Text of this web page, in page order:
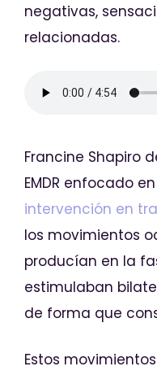
negativas,
relacionadas.
Francine Shapiro
EMDR enfocado
intervención en
los movimientos
producían en la
estimulaban
de forma que
Estos